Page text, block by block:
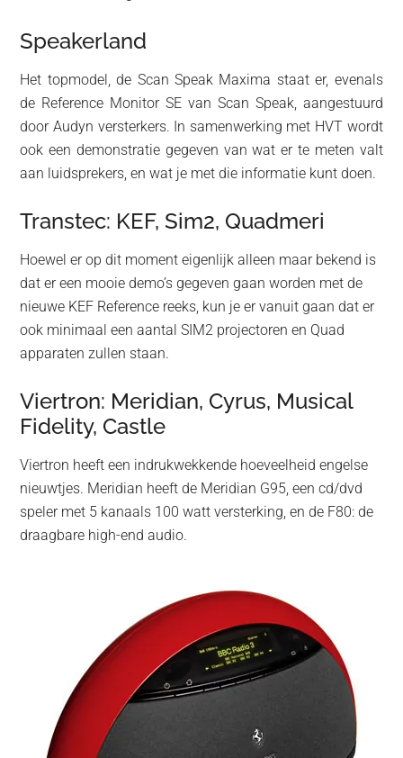
Speakerland
Het topmodel, de Scan Speak Maxima staat er, evenals
de Reference Monitor SE van Scan Speak, aangestuurd
door Audyn versterkers. In samenwerking met HVT wordt
ook een demonstratie gegeven van wat er te meten valt
aan luidsprekers, en wat je met die informatie kunt doen.
Transtec: KEF, Sim2, Quadmeri
Hoewel er op dit moment eigenlijk alleen maar bekend is
dat er een mooie demo’s gegeven gaan worden met de
nieuwe KEF Reference reeks, kun je er vanuit gaan dat er
ook minimaal een aantal SIM2 projectoren en Quad
apparaten zullen staan.
Viertron: Meridian, Cyrus, Musical
Fidelity, Castle
Viertron heeft een indrukwekkende hoeveelheid engelse
nieuwtjes. Meridian heeft de Meridian G95, een cd/dvd
speler met 5 kanaals 100 watt versterking, en de F80: de
draagbare high-end audio.